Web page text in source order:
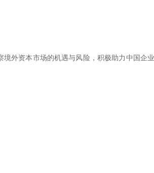
外资本市场的机遇与风险，积极助力中国企